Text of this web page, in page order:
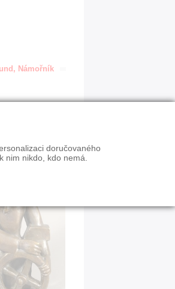
Námořník
doručovaného
nikdo, kdo nemá.